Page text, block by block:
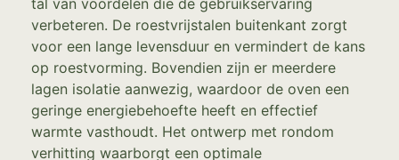
tal van voordelen die de gebruikservaring
verbeteren. De roestvrijstalen buitenkant zorgt
voor een lange levensduur en vermindert de kans
op roestvorming. Bovendien zijn er meerdere
lagen isolatie aanwezig, waardoor de oven een
geringe energiebehoefte heeft en effectief
warmte vasthoudt. Het ontwerp met rondom
verhitting waarborgt een optimale